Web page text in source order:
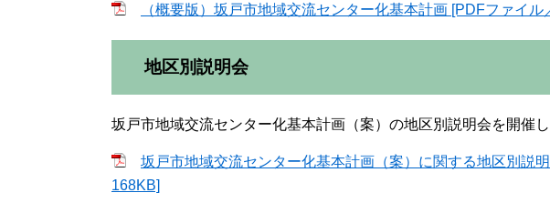
（概要版）坂戸市地域交流センター化基本計画 [PDFファイル
地区別説明会
坂戸市地域交流センター化基本計画（案）の地区別説明会を開催し
坂戸市地域交流センター化基本計画（案）に関する地区別説
168KB]